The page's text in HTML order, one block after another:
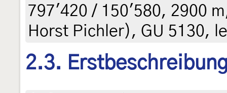
797'420 / 150'580, 2900
Horst Pichler), GU 5130,
2.3.